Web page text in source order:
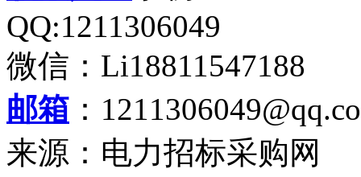
QQ:1211306049
微信：Li18811547188
邮箱 ：
来源：电力招标采购网